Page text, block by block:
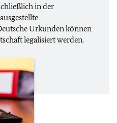
in der
Urkunden können
legalisiert werden.